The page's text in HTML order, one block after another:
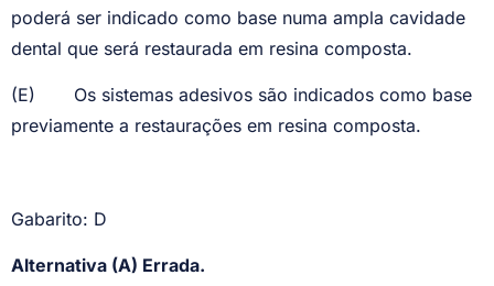
poderá ser indicado como base numa ampla cavidade
dental que será restaurada em resina composta.
(E)
Os sistemas adesivos são indicados como base
previamente a restaurações em resina composta.
Gabarito: D
Alternativa (A) Errada.